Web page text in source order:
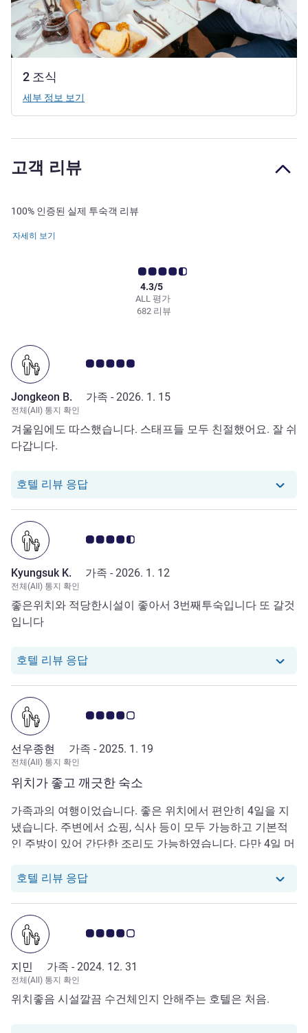
2 조식
세부 정보 보기
고객 리뷰
100% 인증된 실제 투숙객 리뷰
자세히 보기
ALL 평가
4.3/5
682 리뷰
고객 평점 5.0/5
Jongkeon B. 가족 - 2026. 1. 15
전체(All) 통지 확인
겨울임에도 따스했습니다. 스태프들 모두 친절했어요. 잘 쉬
다갑니다.
호텔 리뷰 응답당 호텔에서는 Jongkeon B.로부터의 리뷰에
고객 평점 4.5/5
Kyungsuk K. 가족 - 2026. 1. 12
전체(All) 통지 확인
좋은위치와 적당한시설이 좋아서 3번째투숙입니다 또 갈것
입니다
호텔 리뷰 응답당 호텔에서는 Kyungsuk K.로부터의 리뷰에
위치가 좋고 깨긋한 숙소
고객 평점 4.0/5
선우종현 가족 - 2025. 1. 19
전체(All) 통지 확인
가족과의 여행이었습니다. 좋은 위치에서 편안히 4일을 지
냈습니다. 주변에서 쇼핑, 식사 등이 모두 가능하고 기본적
인 주방이 있어 간단한 조리도 가능하였습니다. 다만 4일 머
듯합니다. 최소한 음식물 쓰레기와 수건등 이라도 수거, 교
호텔 리뷰 응답당 호텔에서는 선우종현로부터의 리뷰에 응
고객 평점 4.0/5
지민 가족 - 2024. 12. 31
전체(All) 통지 확인
위치좋음 시설깔끔 수건체인지 안해주는 호텔은 처음.